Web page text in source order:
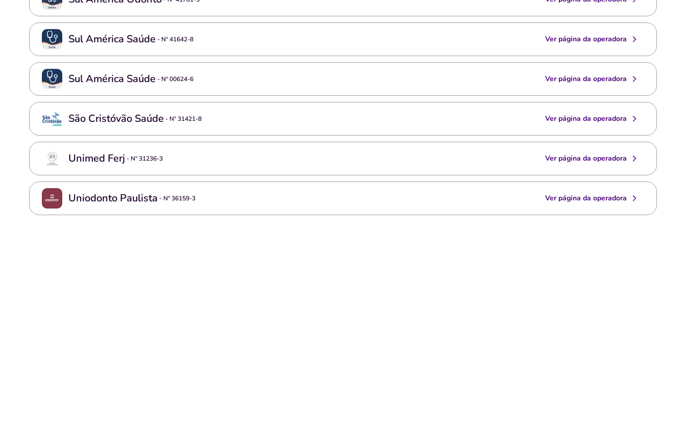
Sul América Saúde - Nº41642-8 Ver página da operadora
Sul América Saúde - Nº00624-6 Ver página da operadora
São Cristóvão Saúde - Nº31421-8 Ver página da operadora
Unimed Ferj - Nº31236-3 Ver página da operadora
Uniodonto Paulista - Nº36159-3 Ver página da operadora